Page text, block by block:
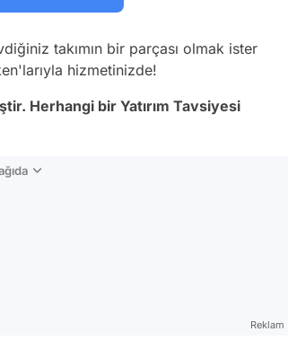
takımın bir parçası olmak ister
hizmetinizde!
Herhangi bir Yatırım Tavsiyesi
Reklam